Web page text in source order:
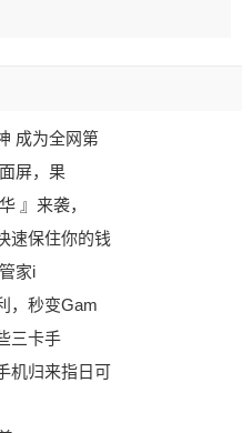
成为全网第
屏，果
』来袭，
速保住你的钱
家i
，秒变Gam
三卡手
机归来指日可